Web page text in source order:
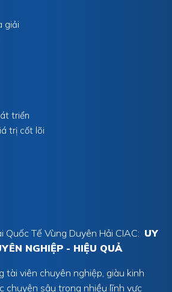
giải
triển
trị cốt lõi
Quốc Tế Vùng Duyên Hải CIAC: UY
NGHIỆP - HIỆU QUẢ
tài viên chuyên nghiệp, giàu kinh
chuyên sâu trong nhiều lĩnh vực